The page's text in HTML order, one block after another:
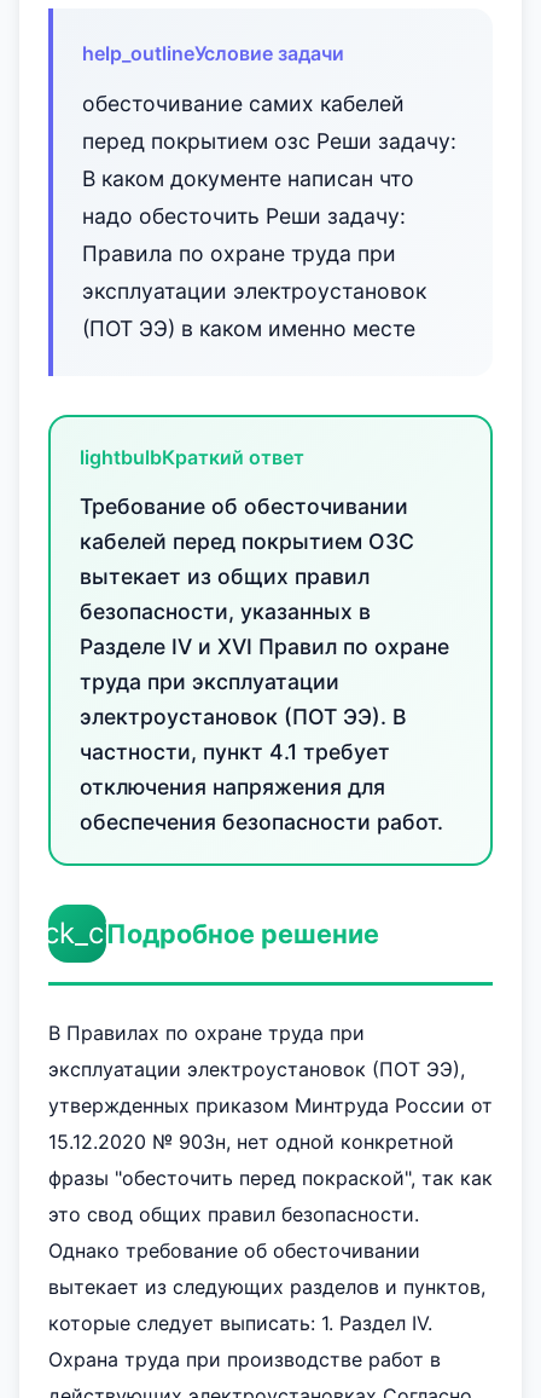
help_outlineУсловие задачи
обесточивание самих кабелей
перед покрытием озс Реши задачу:
В каком документе написан что
надо обесточить Реши задачу:
Правила по охране труда при
эксплуатации электроустановок
(ПОТ ЭЭ) в каком именно месте
lightbulbКраткий ответ
Требование об обесточивании
кабелей перед покрытием ОЗС
вытекает из общих правил
безопасности, указанных в
Разделе IV и XVI Правил по охране
труда при эксплуатации
электроустановок (ПОТ ЭЭ). В
частности, пункт 4.1 требует
отключения напряжения для
обеспечения безопасности работ.
Подробное решение
В Правилах по охране труда при
эксплуатации электроустановок (ПОТ ЭЭ),
утвержденных приказом Минтруда России от
15.12.2020 № 903н, нет одной конкретной
фразы "обесточить перед покраской", так как
это свод общих правил безопасности.
Однако требование об обесточивании
вытекает из следующих разделов и пунктов,
которые следует выписать: 1. Раздел IV.
Охрана труда при производстве работ в